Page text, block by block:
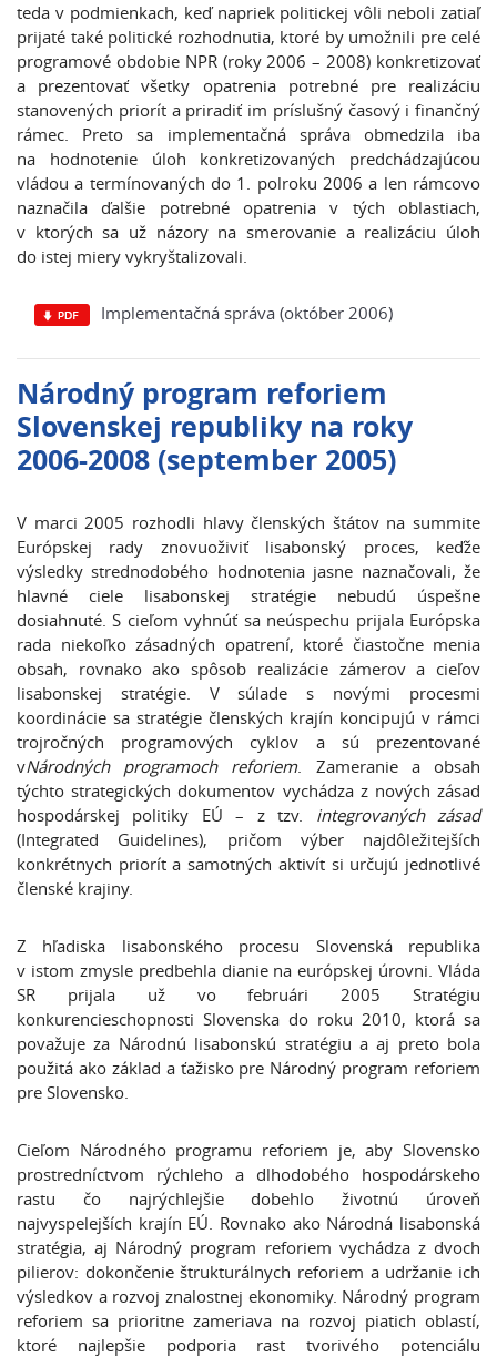
teda v podmienkach, keď napriek politickej vôli neboli zatiaľ
prijaté také politické rozhodnutia, ktoré by umožnili pre celé
programové obdobie NPR (roky 2006 – 2008) konkretizovať
a prezentovať všetky opatrenia potrebné pre realizáciu
stanovených priorít a priradiť im príslušný časový i finančný
rámec. Preto sa implementačná správa obmedzila iba
na hodnotenie úloh konkretizovaných predchádzajúcou
vládou a termínovaných do 1. polroku 2006 a len rámcovo
naznačila ďalšie potrebné opatrenia v tých oblastiach,
v ktorých sa už názory na smerovanie a realizáciu úloh
do istej miery vykryštalizovali.
Implementačná správa (október 2006)
Národný program reforiem
Slovenskej republiky na roky
2006-2008 (september 2005)
V marci 2005 rozhodli hlavy členských štátov na summite
Európskej rady znovuoživiť lisabonský proces, keďže
výsledky strednodobého hodnotenia jasne naznačovali, že
hlavné ciele lisabonskej stratégie nebudú úspešne
dosiahnuté. S cieľom vyhnúť sa neúspechu prijala Európska
rada niekoľko zásadných opatrení, ktoré čiastočne menia
obsah, rovnako ako spôsob realizácie zámerov a cieľov
lisabonskej stratégie. V súlade s novými procesmi
koordinácie sa stratégie členských krajín koncipujú v rámci
trojročných programových cyklov a sú prezentované
vNárodných programoch reforiem. Zameranie a obsah
týchto strategických dokumentov vychádza z nových zásad
hospodárskej politiky EÚ – z tzv. integrovaných zásad
(Integrated Guidelines), pričom výber najdôležitejších
konkrétnych priorít a samotných aktivít si určujú jednotlivé
členské krajiny.
Z hľadiska lisabonského procesu Slovenská republika
v istom zmysle predbehla dianie na európskej úrovni. Vláda
SR prijala už vo februári 2005 Stratégiu
konkurencieschopnosti Slovenska do roku 2010, ktorá sa
považuje za Národnú lisabonskú stratégiu a aj preto bola
použitá ako základ a ťažisko pre Národný program reforiem
pre Slovensko.
Cieľom Národného programu reforiem je, aby Slovensko
prostredníctvom rýchleho a dlhodobého hospodárskeho
rastu čo najrýchlejšie dobehlo životnú úroveň
najvyspelejších krajín EÚ. Rovnako ako Národná lisabonská
stratégia, aj Národný program reforiem vychádza z dvoch
pilierov: dokončenie štrukturálnych reforiem a udržanie ich
výsledkov a rozvoj znalostnej ekonomiky. Národný program
reforiem sa prioritne zameriava na rozvoj piatich oblastí,
ktoré najlepšie podporia rast tvorivého potenciálu